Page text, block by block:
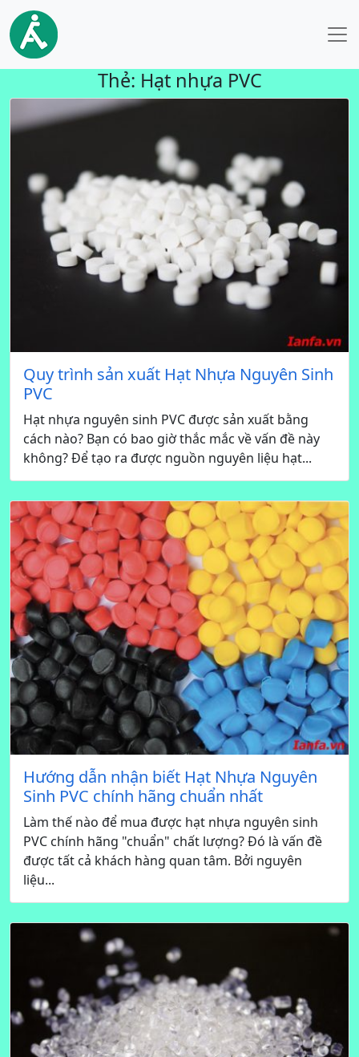
Thẻ: Hạt nhựa PVC
Quy trình sản xuất Hạt Nhựa Nguyên Sinh
PVC
Hạt nhựa nguyên sinh PVC được sản xuất bằng
cách nào? Bạn có bao giờ thắc mắc về vấn đề này
không? Để tạo ra được nguồn nguyên liệu hạt...
Hướng dẫn nhận biết Hạt Nhựa Nguyên
Sinh PVC chính hãng chuẩn nhất
Làm thế nào để mua được hạt nhựa nguyên sinh
PVC chính hãng "chuẩn" chất lượng? Đó là vấn đề
được tất cả khách hàng quan tâm. Bởi nguyên
liệu...